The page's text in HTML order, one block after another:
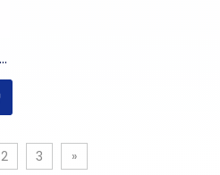
2 3 »